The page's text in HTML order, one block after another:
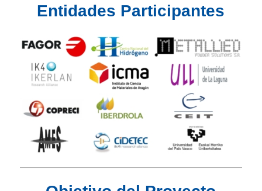
Entidades Participantes